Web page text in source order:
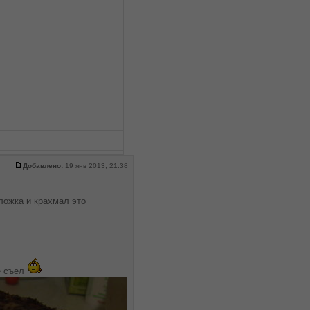
Добавлено: 19 янв 2013, 21:38
и крахмал это
съел